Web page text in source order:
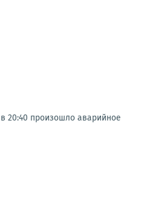
20:40 произошло аварийное